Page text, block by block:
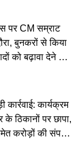
पर CM सम्राट
बुनकरों से किया
को बढ़ावा देने की
कार्यक्रम
के ठिकानों पर छापा,
करोड़ों की संपत्ति